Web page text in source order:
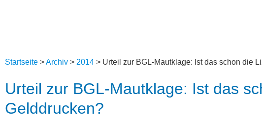
Startseite >Archiv > 2014 > Urteil zur BGL-Mautklage: Ist das schon die
Urteil zur BGL-Mautklage: Ist das
Gelddrucken?